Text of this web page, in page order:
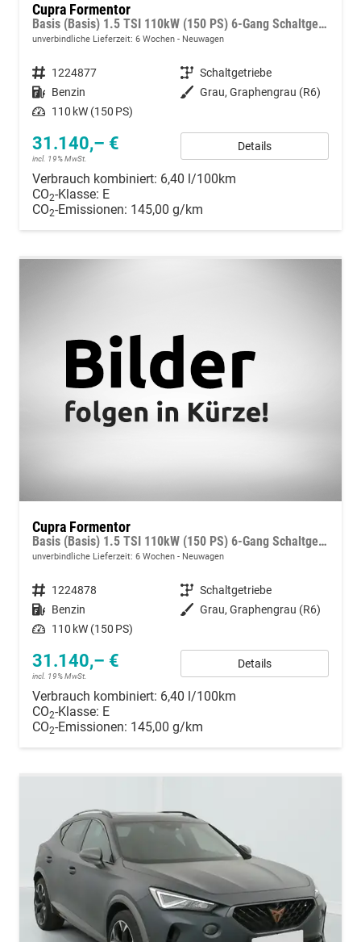
Cupra Formentor
Basis (Basis) 1.5 TSI 110kW (150 PS) 6-Gang Schaltgetriebe
unverbindliche Lieferzeit: 6 Wochen Neuwagen
Fahrzeugnummer 1224877 Getriebe Schaltgetriebe
Kraftstoff Benzin Außenfarbe Grau, Graphengrau (R6)
Leistung 110 kW (150 PS)
31.140,– €
incl. 19% MwSt.
Details
Verbrauch kombiniert: 6,40 l/100km
CO2-Klasse: E
CO2-Emissionen: 145,00 g/km
Cupra Formentor
Basis (Basis) 1.5 TSI 110kW (150 PS) 6-Gang Schaltgetriebe
unverbindliche Lieferzeit: 6 Wochen Neuwagen
Fahrzeugnummer 1224878 Getriebe Schaltgetriebe
Kraftstoff Benzin Außenfarbe Grau, Graphengrau (R6)
Leistung 110 kW (150 PS)
31.140,– €
incl. 19% MwSt.
Details
Verbrauch kombiniert: 6,40 l/100km
CO2-Klasse: E
CO2-Emissionen: 145,00 g/km